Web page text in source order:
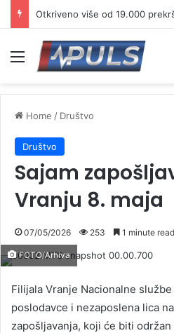
Menu
Home / Društvo
Društvo
Sajam
Vranju 8. maja
07/05/2026 253 1 minute read
FOTO/Arhiva
Filijala Vranje Nacionalne
poslodavce i nezaposlena lica
zapošljavanja, koji će biti održan